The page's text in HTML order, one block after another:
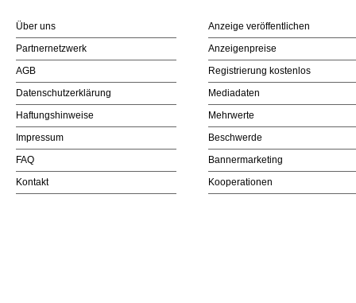
Über uns
Partnernetzwerk
AGB
Datenschutzerklärung
Haftungshinweise
Impressum
FAQ
Kontakt
Anzeige veröffentlichen
Anzeigenpreise
Registrierung kostenlos
Mediadaten
Mehrwerte
Beschwerde
Bannermarketing
Kooperationen